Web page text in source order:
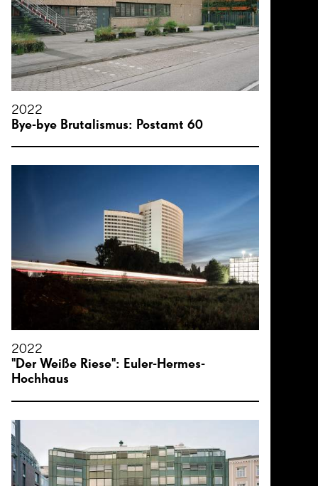
2022
Bye-bye Brutalismus: Postamt 60
2022
"Der Weiße Riese": Euler-Hermes-
Hochhaus